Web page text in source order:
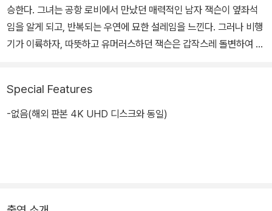
승한다. 그녀는 공항 로비에서 만났던 매력적인 남자 잭슨이 옆좌석
임을 알게 되고, 반복되는 우연에 묘한 설레임을 느낀다. 그러나 비행
기가 이륙하자, 따뜻하고 유머러스하던 잭슨은 갑작스레 돌변하여 정
그녀는 도망칠 수도, 누군가에게 도움을 요청할 수도 없다.
Special Features
-없음(해외 판본 4K UHD 디스크와 동일)